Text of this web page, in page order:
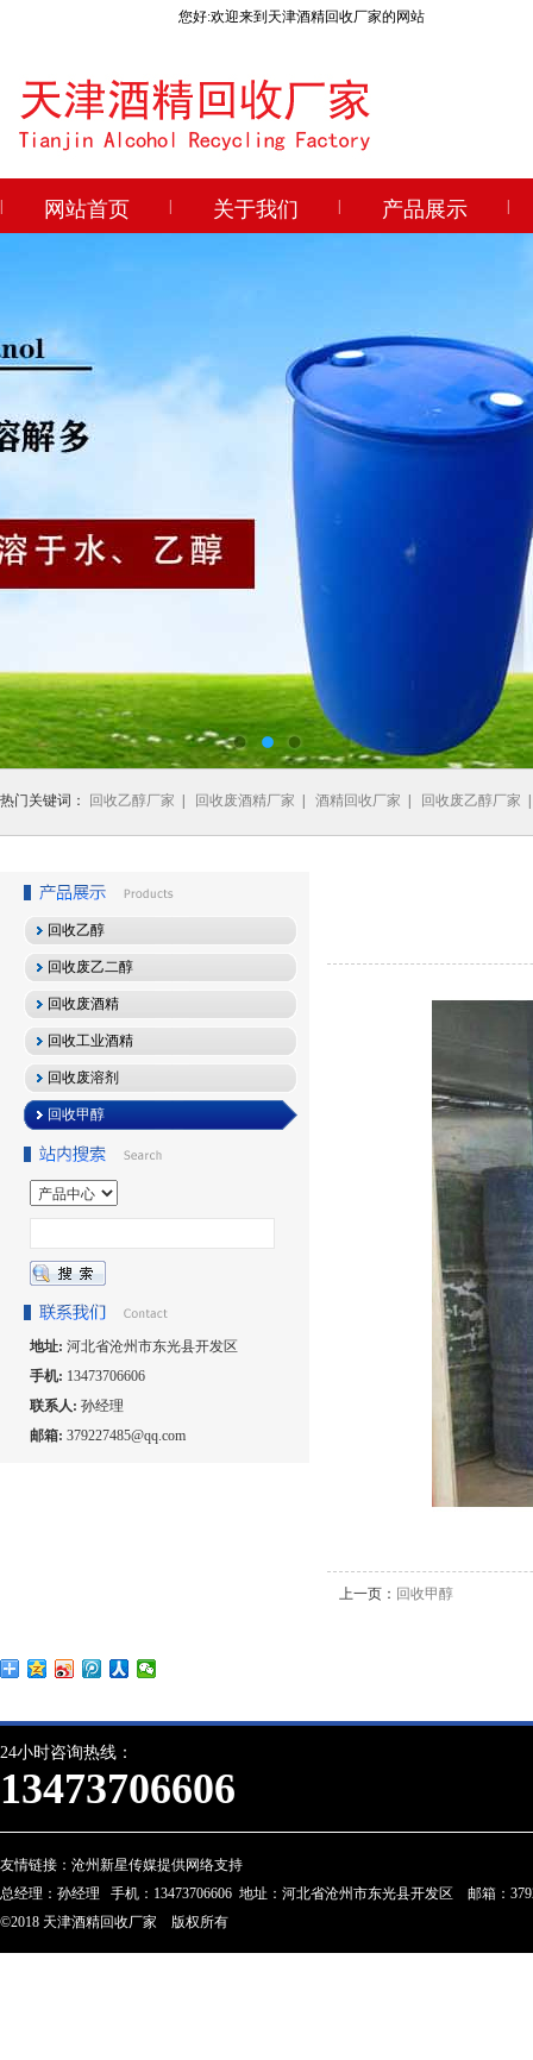
您好:欢迎来到天津酒精回收厂家的网站
网站首页 关于我们 产品展示
热门关键词： 回收乙醇厂家 回收废酒精厂家 酒精回收厂家 回收废乙醇厂家
回收乙醇
回收废乙二醇
回收废酒精
回收工业酒精
回收废溶剂
回收甲醇
地址: 河北省沧州市东光县开发区
手机: 13473706606
联系人: 孙经理
邮箱: 379227485@qq.com
上一页： 回收甲醇
24小时咨询热线：
13473706606
友情链接： 沧州新星传媒提供网络支持
总经理：孙经理 手机：13473706606 地址：河北省沧州市东光县开发区 邮箱：
©2018 天津酒精回收厂家 版权所有